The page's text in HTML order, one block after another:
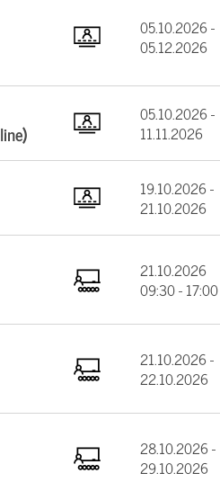
05.10.2026 -
05.12.2026
05.10.2026 -
11.11.2026
19.10.2026 -
21.10.2026
21.10.2026
09:30 - 17:00
21.10.2026 -
22.10.2026
28.10.2026 -
29.10.2026